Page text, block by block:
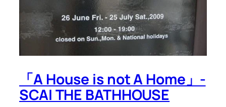
「A House is not A Home」-
SCAI THE BATHHOUSE